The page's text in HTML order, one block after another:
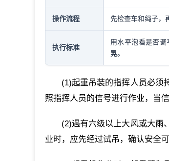
操作流程 先检查车和绳子，
执行标准
用水平泡看是否
晃。
(1)起重吊装的指挥人员必须
照指挥人员的信号进行作业，当
(2)遇有六级以上大风或大雨
业时，应先经过试吊，确认安全